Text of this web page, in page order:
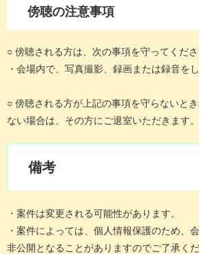
傍聴の注意事項
○ 傍聴される方は、次の事項を守ってくださ
・会場内で、写真撮影、録画または録音をし
○ 傍聴される方が上記の事項を守らないと
ない場合は、その方にご退室いただきます。
備考
・案件は変更される可能性があります。
・案件によっては、個人情報保護のため、
非公開となることがありますのでご了承くだ